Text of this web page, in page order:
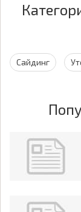
Сайдинг